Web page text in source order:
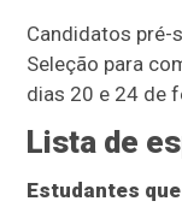
Candidatos pré-
Seleção para
dias 20 e 24 de
Lista de
Estudantes